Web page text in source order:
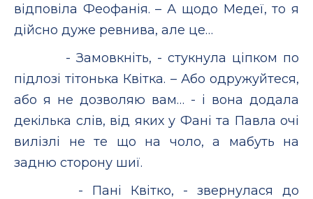
відповіла Феофанія. – А щодо Медеї, то я
дійсно дуже ревнива, але це…
- Замовкніть, - стукнула ціпком по
підлозі тітонька Квітка. – Або одружуйтеся,
або я не дозволяю вам… - і вона додала
декілька слів, від яких у Фані та Павла очі
вилізлі не те що на чоло, а мабуть на
задню сторону шиї.
- Пані Квітко, - звернулася до